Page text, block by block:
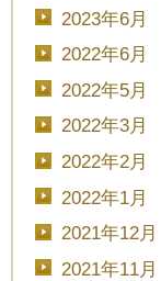
2023年6月
2022年6月
2022年5月
2022年3月
2022年2月
2022年1月
2021年12月
2021年11月